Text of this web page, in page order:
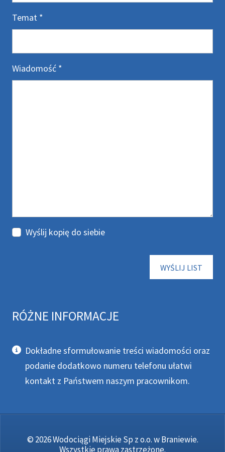
Temat *
Wiadomość *
Wyślij kopię do siebie
WYŚLIJ LIST
RÓŻNE INFORMACJE
Różne informacje
Dokładne sformułowanie treści wiadomości oraz
podanie dodatkowo numeru telefonu ułatwi
kontakt z Państwem naszym pracownikom.
© 2026 Wodociągi Miejskie Sp z o.o. w Braniewie.
Wszystkie prawa zastrzeżone.